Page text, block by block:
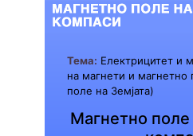
Тема: Електрицитет и
на магнети и магнетно
поле на Земјата)
Магнетно поле